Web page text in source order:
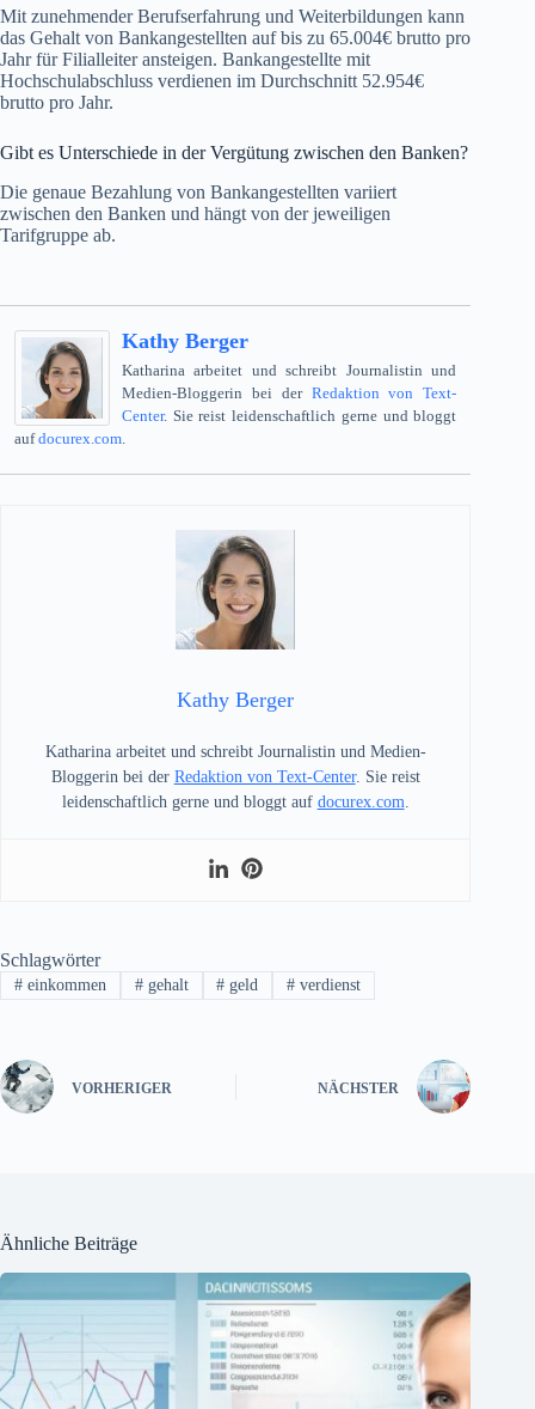
Mit zunehmender Berufserfahrung und Weiterbildungen kann
das Gehalt von Bankangestellten auf bis zu 65.004€ brutto pro
Jahr für Filialleiter ansteigen. Bankangestellte mit
Hochschulabschluss verdienen im Durchschnitt 52.954€
brutto pro Jahr.
Gibt es Unterschiede in der Vergütung zwischen den Banken?
Die genaue Bezahlung von Bankangestellten variiert
zwischen den Banken und hängt von der jeweiligen
Tarifgruppe ab.
Kathy Berger
Katharina arbeitet und schreibt Journalistin und
Medien-Bloggerin bei der Redaktion von Text-
Center. Sie reist leidenschaftlich gerne und bloggt
aufdocurex.com.
Kathy Berger
Katharina arbeitet und schreibt Journalistin und Medien-
Bloggerin bei der Redaktion von Text-Center. Sie reist
leidenschaftlich gerne und bloggt auf docurex.com.
Schlagwörter
#einkommen #gehalt # geld # verdienst
VORHERIGER NÄCHSTER
Ähnliche Beiträge